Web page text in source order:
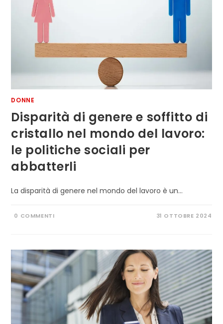
DONNE
Disparità di genere e soffitto di
cristallo nel mondo del lavoro:
le politiche sociali per
abbatterli
La disparità di genere nel mondo del lavoro è un…
0 COMMENTI 31 OTTOBRE 2024